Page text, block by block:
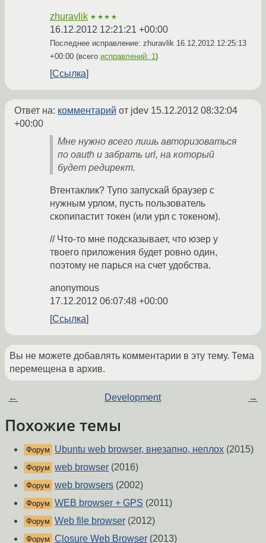
zhuravlik ★★★★
16.12.2012 12:21:21 +00:00
Последнее исправление: zhuravlik 16.12.2012 12:25:13
+00:00 (всего исправлений: 1)
Ссылка
Ответ на: комментарий от jdev 15.12.2012 08:32:04
+00:00
Мне нужно всего лишь авторизоваться
по oauth и забрать url, на который
будет редирект.
Втентаклик? Тупо запускай браузер с
нужным урлом, пусть пользователь
скопипастит токен (или урл с токеном).
// Что-то мне подсказывает, что юзер у
твоего приложения будет ровно один,
поэтому не парься на счет удобства.
anonymous
17.12.2012 06:07:48 +00:00
Ссылка
Вы не можете добавлять комментарии в эту тему. Тема
перемещена в архив.
← Development →
Похожие темы
Форум Ubuntu web browser, внезапно, неплох (2015)
Форум web browser (2016)
Форум web browsers (2002)
Форум WEB browser + GPS (2011)
Форум Web file browser (2012)
Форум Closure Web Browser (2013)